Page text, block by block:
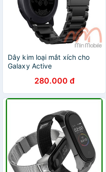
Dây kim loại mắt xích cho
Galaxy Active
280.000 đ